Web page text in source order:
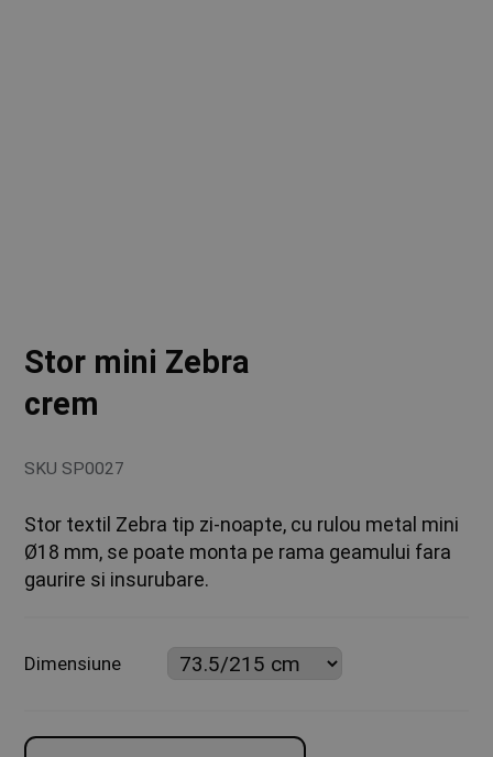
Stor mini Zebra
crem
SKU SP0027
Stor textil Zebra tip zi-noapte, cu rulou metal mini
Ø18 mm, se poate monta pe rama geamului fara
gaurire si insurubare.
Dimensiune